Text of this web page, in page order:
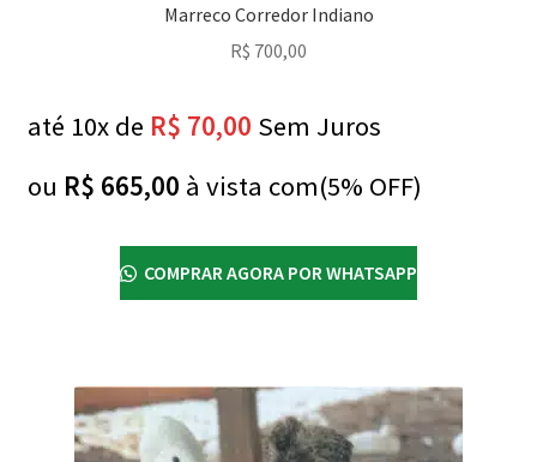
Marreco Corredor Indiano
R$ 700,00
até 10x de R$ 70,00 Sem Juros
ou R$ 665,00 à vista com(5% OFF)
COMPRAR AGORA POR WHATSAPP